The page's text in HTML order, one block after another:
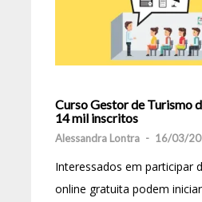
Curso Gestor de Turismo
14 mil inscritos
Alessandra Lontra - 16/03/
Interessados em participar
online gratuita podem